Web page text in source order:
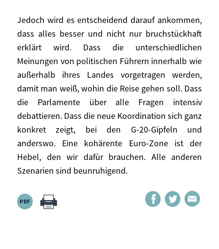
Jedoch wird es entscheidend darauf ankommen,
dass alles besser und nicht nur bruchstückhaft
erklärt wird. Dass die unterschiedlichen
Meinungen von politischen Führern innerhalb wie
außerhalb ihres Landes vorgetragen werden,
damit man weiß, wohin die Reise gehen soll. Dass
die Parlamente über alle Fragen intensiv
debattieren. Dass die neue Koordination sich ganz
konkret zeigt, bei den G-20-Gipfeln und
anderswo. Eine kohärente Euro-Zone ist der
Hebel, den wir dafür brauchen. Alle anderen
Szenarien sind beunruhigend.
Keiner der beiden Wege hat jemals ohne
den anderen funktioniert. Man wird weder
den Vertrag noch die europäischen
Realitäten austauschen können. Was
können Catherine Ashton, Herman van
Rompuy oder José Manuel Barroso
ausrichten, wenn Frankreich und
Deutschland und andere große Länder sich
nicht einig sind? Im umgekehrten Fall
können sie dagegen sehr viel ausrichten.
Europa muss sich pragmatisch und
zielstrebig in dieser Weise stärken.
Neubeginn einer deutsch-französischen
Verständigung, die die übrigen Partner